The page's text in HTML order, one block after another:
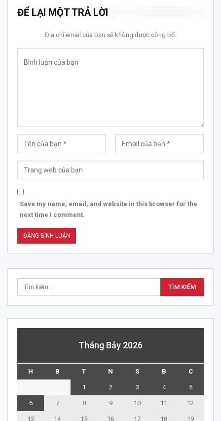
ĐỂ LẠI MỘT TRẢ LỜI
Địa chỉ email của bạn sẽ không được công bố.
Save my name, email, and website in this browser for the
next time I comment.
Tháng Bảy 2026
H B T N S B C
1 2 3 4 5
6 7 8 9 10 11 12
13 14 15 16 17 18 19